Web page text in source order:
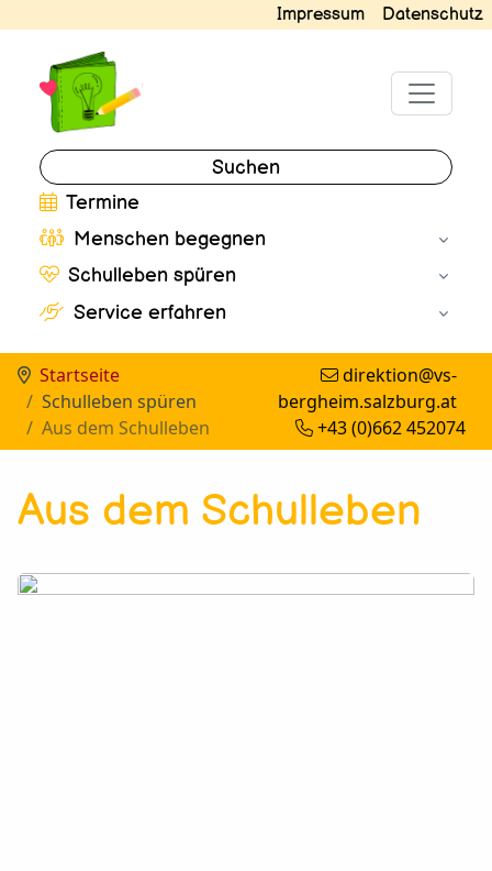
Impressum Datenschutz
Suchen
Termine
Menschen begegnen
Schulleben spüren
Service erfahren
Startseite
Schulleben spüren
Aus dem Schulleben
direktion@vs-
bergheim.salzburg.at
+43 (0)662 452074
Aus dem Schulleben